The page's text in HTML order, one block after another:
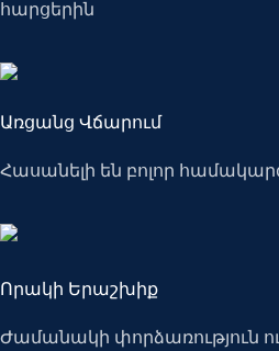
հարցերին
Առցանց Վճարում
Հասանելի են բոլոր
Որակի Երաշխիք
Ժամանակի փորձառություն